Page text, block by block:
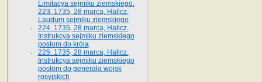
Limitacya sejmiku ziemskiego.
223. 1735, 28 marca, Halicz.
Laudum sejmiku ziemskiego
224. 1735, 28 marca, Halicz.
Instrukcya sejmiku ziemskiego
posłom do króla
225. 1735, 28 marca, Halicz.
Instrukcya sejmiku ziemskiego
posłom do generała wojsk
rosyjskich